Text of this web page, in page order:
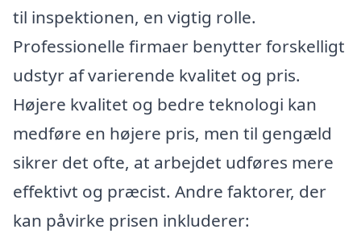
til inspektionen, en vigtig rolle.
Professionelle firmaer benytter forskelligt
udstyr af varierende kvalitet og pris.
Højere kvalitet og bedre teknologi kan
medføre en højere pris, men til gengæld
sikrer det ofte, at arbejdet udføres mere
effektivt og præcist. Andre faktorer, der
kan påvirke prisen inkluderer: